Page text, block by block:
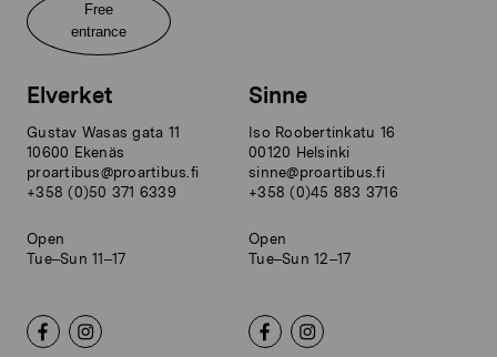
Free
entrance
Elverket
Gustav Wasas gata 11
10600 Ekenäs
proartibus@proartibus.fi
+358 (0)50 371 6339
Open
Tue–Sun 11–17
Sinne
Iso Roobertinkatu 16
00120 Helsinki
sinne@proartibus.fi
+358 (0)45 883 3716
Open
Tue–Sun 12–17